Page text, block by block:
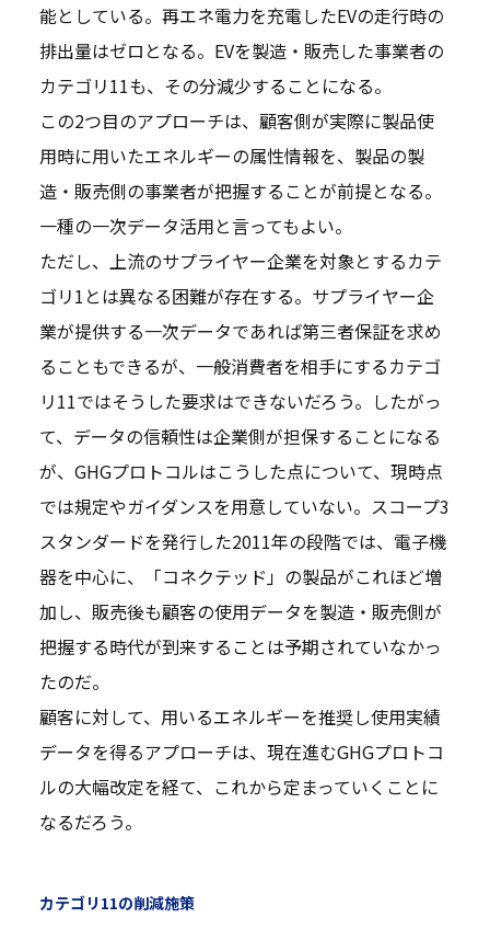
能としている。再エネ電力を充電したEVの走行時の
排出量はゼロとなる。EVを製造・販売した事業者の
カテゴリ11も、その分減少することになる。
この2つ目のアプローチは、顧客側が実際に製品使
用時に用いたエネルギーの属性情報を、製品の製
造・販売側の事業者が把握することが前提となる。
一種の一次データ活用と言ってもよい。
ただし、上流のサプライヤー企業を対象とするカテ
ゴリ1とは異なる困難が存在する。サプライヤー企
業が提供する一次データであれば第三者保証を求め
ることもできるが、一般消費者を相手にするカテゴ
リ11ではそうした要求はできないだろう。したがっ
て、データの信頼性は企業側が担保することになる
が、GHGプロトコルはこうした点について、現時点
では規定やガイダンスを用意していない。スコープ3
スタンダードを発行した2011年の段階では、電子機
器を中心に、「コネクテッド」の製品がこれほど増
加し、販売後も顧客の使用データを製造・販売側が
把握する時代が到来することは予期されていなかっ
たのだ。
顧客に対して、用いるエネルギーを推奨し使用実績
データを得るアプローチは、現在進むGHGプロトコ
ルの大幅改定を経て、これから定まっていくことに
なるだろう。
カテゴリ11の削減施策